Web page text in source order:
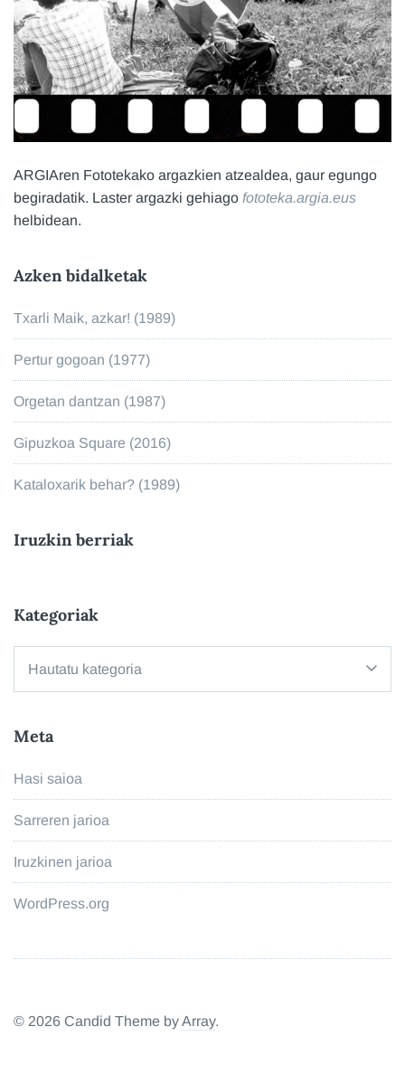
ARGIAren Fototekako argazkien atzealdea, gaur egungo
begiradatik. Laster argazki gehiago fototeka.argia.eus
helbidean.
Azken bidalketak
Txarli Maik, azkar! (1989)
Pertur gogoan (1977)
Orgetan dantzan (1987)
Gipuzkoa Square (2016)
Kataloxarik behar? (1989)
Iruzkin berriak
Kategoriak
Meta
Hasi saioa
Sarreren jarioa
Iruzkinen jarioa
WordPress.org
© 2026 Candid Theme byArray.